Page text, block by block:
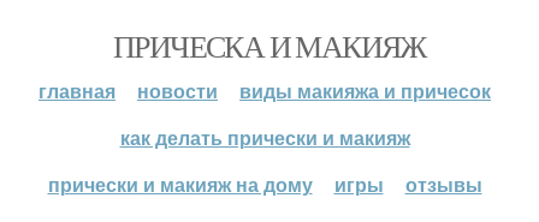
ПРИЧЕСКА И МАКИЯЖ
главная новости
виды макияжа и причесок
как делать прически и макияж
прически и макияж на дому
игры отзывы